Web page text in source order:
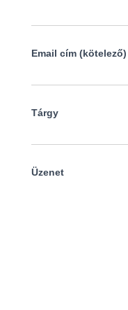
Email cím (kötelező)
Tárgy
Üzenet